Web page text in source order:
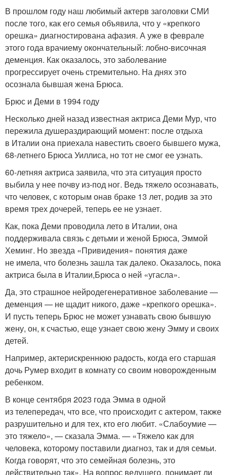
В прошлом году наш любимый актерв заголовки СМИ
после того, как его семья объявила, что у «крепкого
орешка» диагностирована афазия. А уже в феврале
этого года врачиему окончательный: лобно-височная
деменция. Как оказалось, это заболевание
прогрессирует очень стремительно. На днях это
осознала бывшая жена Брюса.
Брюс и Деми в 1994 году
Несколько дней назад известная актриса Деми Мур, что
пережила душераздирающий момент: после отдыха
в Италии она приехала навестить своего бывшего мужа,
68-летнего Брюса Уиллиса, но тот не смог ее узнать.
60-летняя актриса заявила, что эта ситуация просто
выбила у нее почву из-под ног. Ведь тяжело осознавать,
что человек, с которым онав браке 13 лет, родив за это
время трех дочерей, теперь ее не узнает.
Как, пока Деми проводила лето в Италии, она
поддерживала связь с детьми и женой Брюса, Эммой
Хеминг. Но звезда «Привидения» понятия даже
не имела, что болезнь зашла так далеко. Оказалось, пока
актриса была в Италии,Брюса о ней «угасла».
Да, это страшное нейродегенеративное заболевание —
деменция — не щадит никого, даже «крепкого орешка».
И пусть теперь Брюс не может узнавать свою бывшую
жену, он, к счастью, еще узнает свою жену Эмму и своих
детей.
Например, актерискреннюю радость, когда его старшая
дочь Румер входит в комнату со своим новорожденным
ребенком.
В конце сентября 2023 года Эмма в одной
из телепередач, что все, что происходит с актером, также
разрушительно и для тех, кто его любит. «Слабоумие —
это тяжело», — сказала Эмма. — «Тяжело как для
человека, которому поставили диагноз, так и для семьи.
Когда говорят, что это семейная болезнь, это
действительно так». На вопрос ведущего, понимает ли